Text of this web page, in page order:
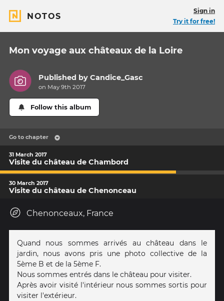
NOTOS
Sign in
Try it for free!
Mon voyage aux châteaux de la Loire
Published byCandice_Gasc
on May 9th 2017
Follow this album
Go to chapter
31 March 2017
Visite du château de Chambord
30 March 2017
Visite du château de Chenonceau
Chenonceaux, France
Quand nous sommes arrivés au château dans le
jardin, nous avons pris une photo collective de la
5ème B et de la 5ème F.
Nous sommes entrés dans le château pour visiter.
Après avoir visité l'intérieur nous sommes sortis pour
visiter l'extérieur.